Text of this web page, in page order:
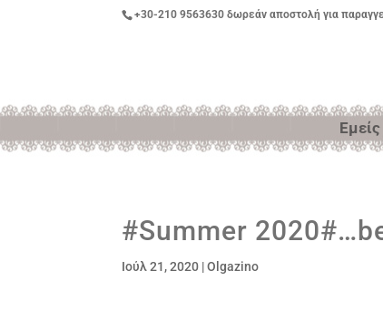
+30-210 9563630 δωρεάν αποστολή για
Εμείς
#Summer
Ιούλ 21, 2020 |Olgazino